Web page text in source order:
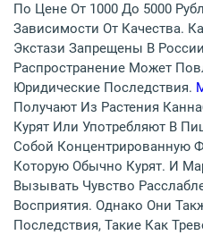
По Цене От 1000 До 5000
Зависимости От Качества.
Экстази Запрещены В
Распространение Может
Юридические Последствия.
Получают Из Растения
Курят Или Употребляют В
Собой Концентрированную
Которую Обычно Курят. И
Вызывать Чувство
Восприятия. Однако Они
Последствия, Такие Как